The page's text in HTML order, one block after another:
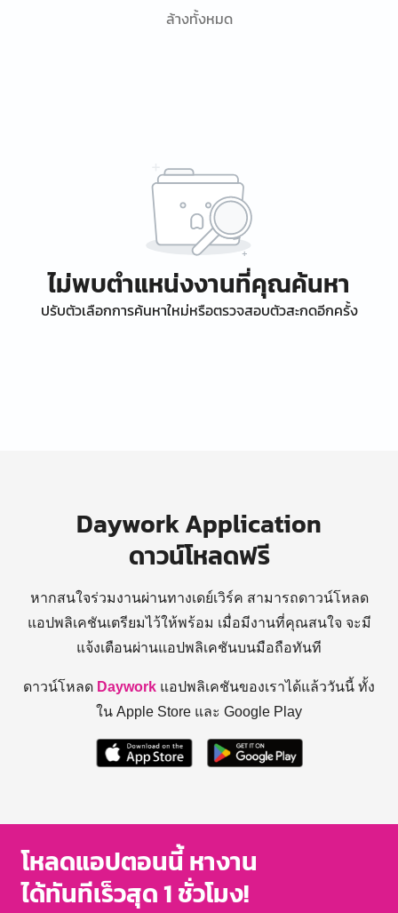
ล้างทั้งหมด
ไม่พบตำแหน่งงานที่คุณค้นหา
ปรับตัวเลือกการค้นหาใหม่หรือตรวจสอบตัวสะกดอีกครั้ง
Daywork Application
ดาวน์โหลดฟรี
หากสนใจร่วมงานผ่านทางเดย์เวิร์ค สามารถดาวน์โหลด
แอปพลิเคชันเตรียมไว้ให้พร้อม เมื่อมีงานที่คุณสนใจ จะมี
แจ้งเตือนผ่านแอปพลิเคชันบนมือถือทันที
ดาวน์โหลด Daywork แอปพลิเคชันของเราได้แล้ววันนี้ ทั้ง
ใน Apple Store และ Google Play
โหลดแอปตอนนี้ หางาน
ได้ทันทีเร็วสุด 1 ชั่วโมง!